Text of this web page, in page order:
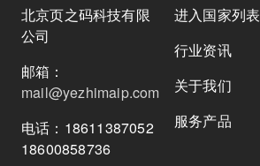
北京页之码科技有限
公司
邮箱：
mail@yezhimaip.com
电话：18611387052
18600858736
进入国家列表
行业资讯
关于我们
服务产品